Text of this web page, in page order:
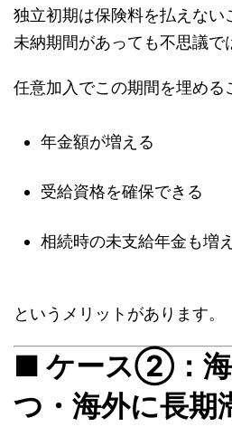
独立初期は保険料を払えない
未納期間があっても不思議で
任意加入でこの期間を埋める
年金額が増える
受給資格を確保できる
相続時の未支給年金も増
というメリットがあります。
■ ケース②：海
つ・海外に長期